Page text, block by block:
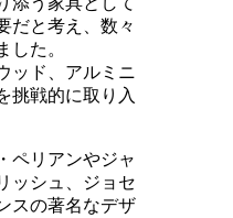
だと考え、数々
した。
ッド、アルミニ
挑戦的に取り入
ペリアンやジャ
ッシュ、ジョセ
スの著名なデザ